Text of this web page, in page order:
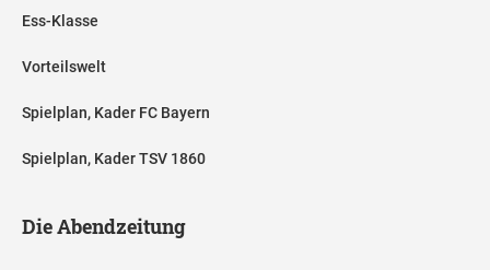
Ess-Klasse
Vorteilswelt
Spielplan, Kader FC Bayern
Spielplan, Kader TSV 1860
Die Abendzeitung